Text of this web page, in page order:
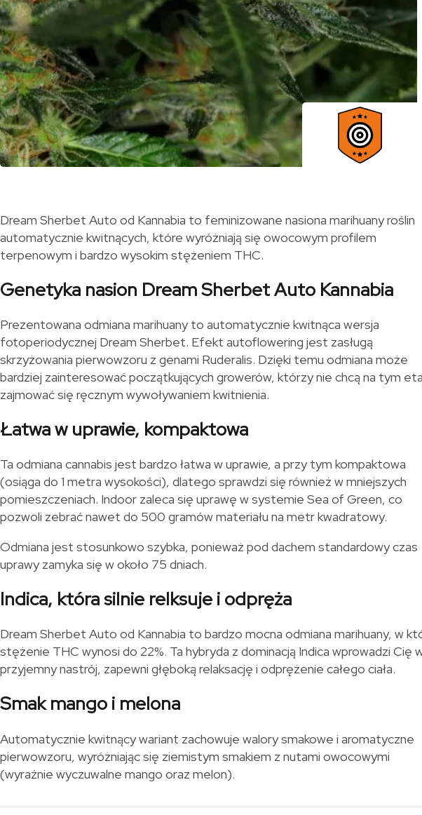
Dream Sherbet Auto od Kannabia to feminizowane nasiona marihuany roślin
automatycznie kwitnących, które wyróżniają się owocowym profilem
terpenowym i bardzo wysokim stężeniem THC.
Genetyka nasion Dream Sherbet Auto Kannabia
Prezentowana odmiana marihuany to automatycznie kwitnąca wersja
fotoperiodycznej Dream Sherbet. Efekt autoflowering jest zasługą
skrzyżowania pierwowzoru z genami Ruderalis. Dzięki temu odmiana może
bardziej zainteresować początkujących growerów, którzy nie chcą na tym
zajmować się ręcznym wywoływaniem kwitnienia.
Łatwa w uprawie, kompaktowa
Ta odmiana cannabis jest bardzo łatwa w uprawie, a przy tym kompaktowa
(osiąga do 1 metra wysokości), dlatego sprawdzi się również w mniejszych
pomieszczeniach. Indoor zaleca się uprawę w systemie Sea of Green, co
pozwoli zebrać nawet do 500 gramów materiału na metr kwadratowy.
Odmiana jest stosunkowo szybka, ponieważ pod dachem standardowy czas
uprawy zamyka się w około 75 dniach.
Indica, która silnie relksuje i odpręża
Dream Sherbet Auto od Kannabia to bardzo mocna odmiana marihuany, w
stężenie THC wynosi do 22%. Ta hybryda z dominacją Indica wprowadzi Cię
przyjemny nastrój, zapewni głęboką relaksację i odprężenie całego ciała.
Smak mango i melona
Automatycznie kwitnący wariant zachowuje walory smakowe i aromatyczne
pierwowzoru, wyróżniając się ziemistym smakiem z nutami owocowymi
(wyraźnie wyczuwalne mango oraz melon).